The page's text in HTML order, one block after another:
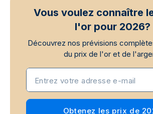
Vous voulez connaître
l'or pour 2026?
Découvrez nos prévisions
du prix de l'or et de
Entrez votre adresse e-mail
Obtenez les prix de